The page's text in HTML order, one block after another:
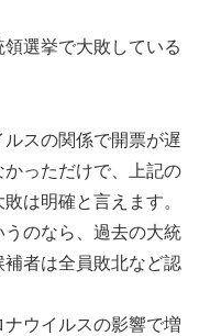
選挙で大敗している
スの関係で開票が遅
っただけで、上記の
は明確と言えます。
のなら、過去の大統
者は全員敗北など認
ナウイルスの影響で増